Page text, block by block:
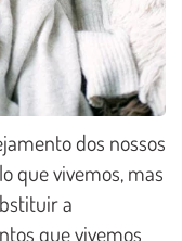
dos nossos
que vivemos, mas
a
que vivemos